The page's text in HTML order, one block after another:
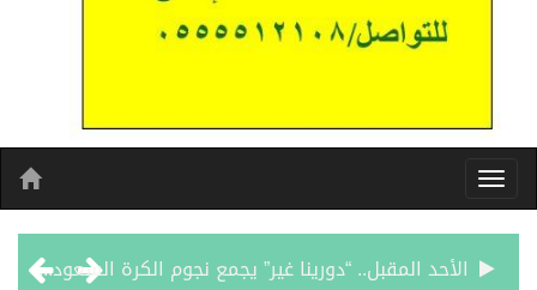
الأحد المقبل.. “دورينا غير” يجمع نجوم الكرة السعودية وتقنيات التحليل المتقدم